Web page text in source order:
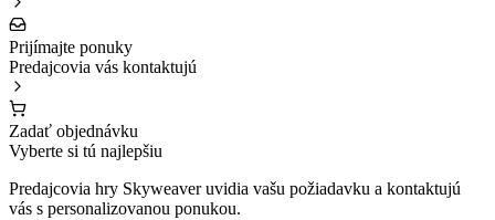
Prijímajte ponuky
Predajcovia vás kontaktujú
Zadať objednávku
Vyberte si tú najlepšiu
Predajcovia hry Skyweaver uvidia vašu požiadavku a kontaktujú
vás s personalizovanou ponukou.